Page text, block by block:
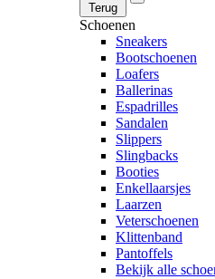
Terug
Schoenen
Sneakers
Bootschoenen
Loafers
Ballerinas
Espadrilles
Sandalen
Slippers
Slingbacks
Booties
Enkellaarsjes
Laarzen
Veterschoenen
Klittenband
Pantoffels
Bekijk alle